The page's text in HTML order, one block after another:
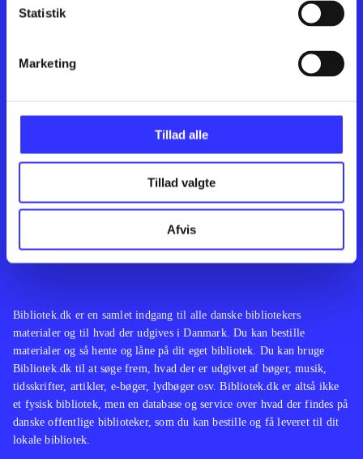
Statistik
Marketing
Tillad alle
Tillad valgte
Afvis Feedback
Bibliotek.dk er en samlet indgang til alle danske bibliotekers
materialer og til hvad der udgives i Danmark. Du kan bestille
materialer og så hente og låne på dit eget bibliotek. Du kan bruge
Bibliotek.dk til at søge frem, hvad der er udgivet af bøger, musik,
tidsskrifter, artikler, e-bøger, lydbøger osv. Bibliotek.dk er altså ikke
et fysisk bibliotek, men en database og service over hvad der findes på
danske offentlige biblioteker, som du kan bestille og få leveret til dit
lokale bibliotek.
Kontakt os
English
Artikler
Film
Musik
Noder